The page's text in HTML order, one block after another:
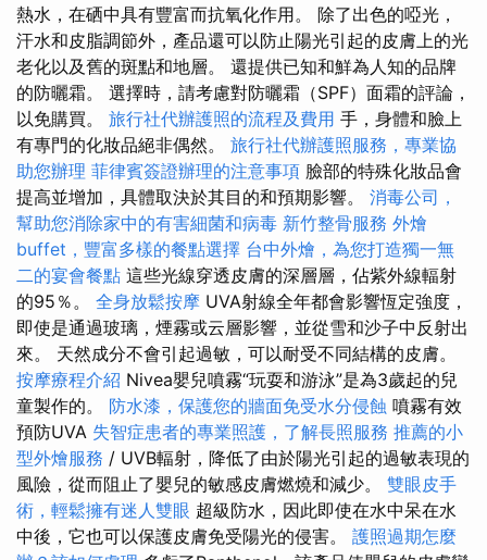
熱水，在硒中具有豐富而抗氧化作用。 除了出色的啞光，
汗水和皮脂調節外，產品還可以防止陽光引起的皮膚上的光
老化以及舊的斑點和地層。 還提供已知和鮮為人知的品牌
的防曬霜。 選擇時，請考慮對防曬霜（SPF）面霜的評論，
以免購買。 旅行社代辦護照的流程及費用 手，身體和臉上
有專門的化妝品絕非偶然。 旅行社代辦護照服務，專業協
助您辦理 菲律賓簽證辦理的注意事項 臉部的特殊化妝品會
提高並增加，具體取決於其目的和預期影響。 消毒公司，
幫助您消除家中的有害細菌和病毒 新竹整骨服務 外燴
buffet，豐富多樣的餐點選擇 台中外燴，為您打造獨一無
二的宴會餐點 這些光線穿透皮膚的深層層，佔紫外線輻射
的95％。 全身放鬆按摩 UVA射線全年都會影響恆定強度，
即使是通過玻璃，煙霧或云層影響，並從雪和沙子中反射出
來。 天然成分不會引起過敏，可以耐受不同結構的皮膚。
按摩療程介紹 Nivea嬰兒噴霧“玩耍和游泳”是為3歲起的兒
童製作的。 防水漆，保護您的牆面免受水分侵蝕 噴霧有效
預防UVA 失智症患者的專業照護，了解長照服務 推薦的小
型外燴服務 / UVB輻射，降低了由於陽光引起的過敏表現的
風險，從而阻止了嬰兒的敏感皮膚燃燒和減少。 雙眼皮手
術，輕鬆擁有迷人雙眼 超級防水，因此即使在水中呆在水
中後，它也可以保護皮膚免受陽光的侵害。 護照過期怎麼